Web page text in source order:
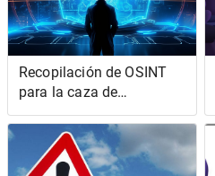
Recopilación de OSINT
para la caza de
amenazas